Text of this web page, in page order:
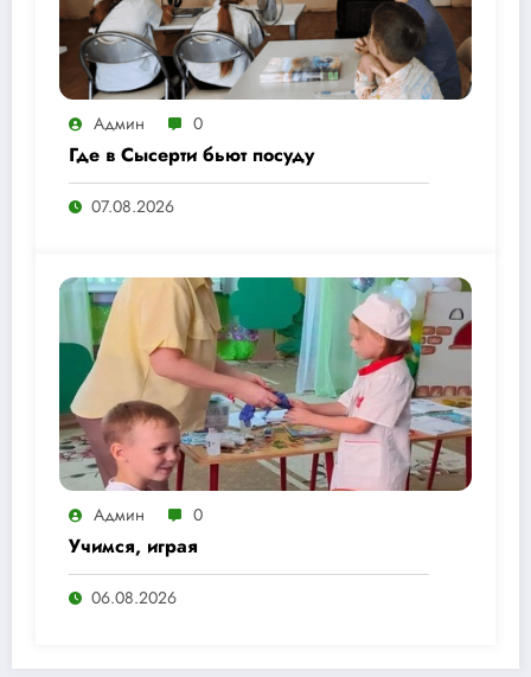
Админ 0
Где в Сысерти бьют посуду
07.08.2026
Админ 0
Учимся, играя
06.08.2026